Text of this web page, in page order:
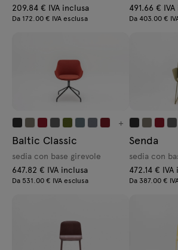
209.84 € IVA inclusa
Da 172.00 € IVA esclusa
491.66 €
Da 403.00 €
+
Baltic Classic
sedia con base girevole
647.82 € IVA inclusa
Da 531.00 € IVA esclusa
Senda
sedia con
472.14 €
Da 387.00 €